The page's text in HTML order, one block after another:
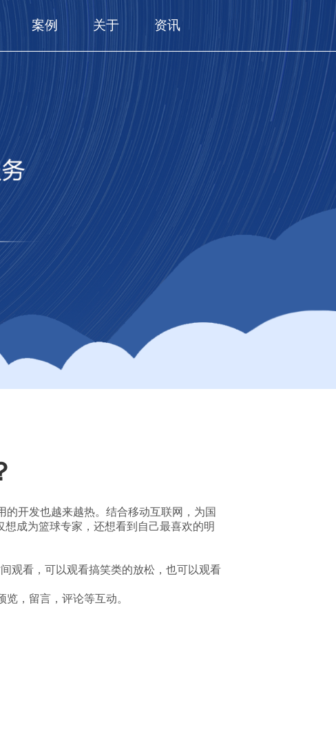
案例 关于 资讯
开发也越来越热。结合移动互联网，为国
成为篮球专家，还想看到自己最喜欢的明
观看，可以观看搞笑类的放松，也可以观看
，留言，评论等互动。